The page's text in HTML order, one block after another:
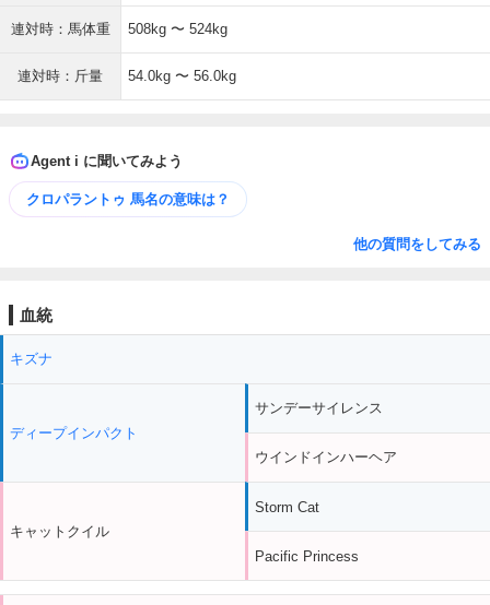
連対時：馬体重 508kg 〜 524kg
連対時：斤量 54.0kg 〜 56.0kg
Agent i に聞いてみよう
クロパラントゥ 馬名の意味は？
他の質問をしてみる
血統
キズナ
ディープインパクト
キャットクイル
サンデーサイレンス
ウインドインハーヘア
Storm Cat
Pacific Princess